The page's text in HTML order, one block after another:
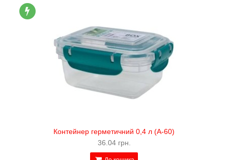
Контейнер герметичний 0,4 л (А-60)
36.04 грн.